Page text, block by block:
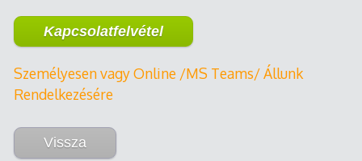
Kapcsolatfelvétel
Személyesen vagy Online /MS Teams/ Állunk
Rendelkezésére
Vissza